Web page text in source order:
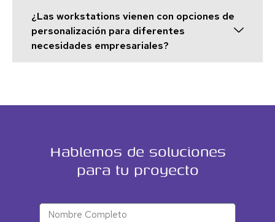
¿Las workstations vienen con opciones de
personalización para diferentes
necesidades empresariales?
Hablemos de soluciones
para tu proyecto